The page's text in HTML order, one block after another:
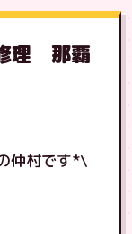
理 那覇
仲村です*\